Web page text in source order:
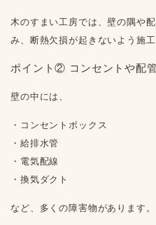
木のすまい工房では、壁の隅や
み、断熱欠損が起きないよう施工
ポイント② コンセントや配
壁の中には、
・コンセントボックス
・給排水管
・電気配線
・換気ダクト
など、多くの障害物があります。